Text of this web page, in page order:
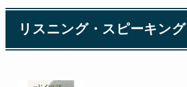
リスニング・スピーキング